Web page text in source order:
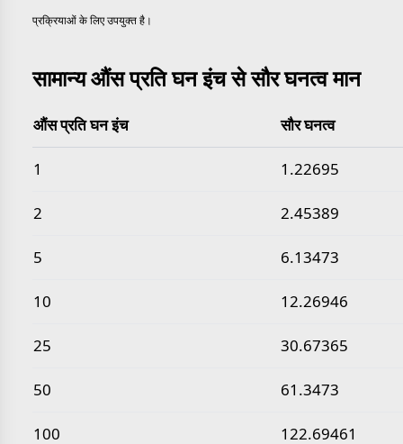
प्रक्रियाओं के लिए उपयुक्त है।
सामान्य औंस प्रति घन इंच से सौर घनत्व मान
सामान्य औंस प्रति घन इंच से सौर घनत्व मान
औंस प्रति घन इंच सौर घनत्व
1 1.22695
2 2.45389
5 6.13473
10 12.26946
25 30.67365
50 61.3473
100 122.69461